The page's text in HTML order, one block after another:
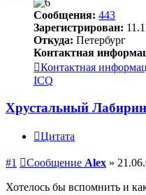
Сообщения: 443
Зарегистрирован:
Откуда: Петербург
Контактная
Контактная
ICQ
Хрустальный
Цитата
#1 Сообщение Alex »
Хотелось бы вспомнить и